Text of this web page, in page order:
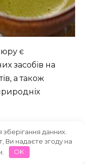
є
засобів на
а також
можливо
довірити свої
данних.
Ви надаєте згоду на
OK